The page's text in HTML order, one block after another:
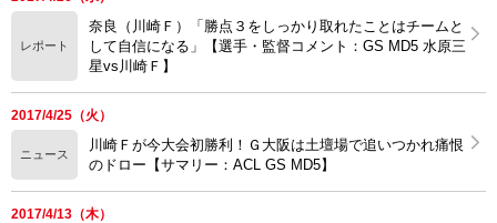
レポート
奈良（川崎Ｆ）「勝点３をしっかり取れたことはチームと
して自信になる」【選手・監督コメント：GS MD5 水原三
星vs川崎Ｆ】
2017/4/25（火）
ニュース
川崎Ｆが今大会初勝利！Ｇ大阪は土壇場で追いつかれ痛恨
のドロー【サマリー：ACL GS MD5】
2017/4/13（木）